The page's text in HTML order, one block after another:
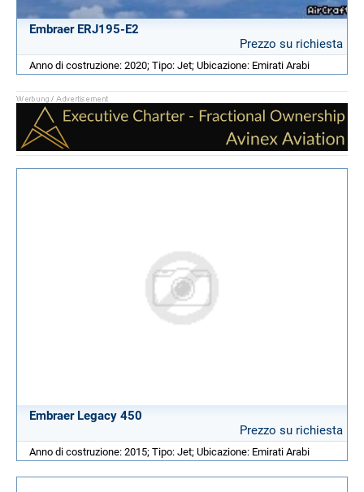
Embraer ERJ195-E2
Prezzo su richiesta
Anno di costruzione: 2020; Tipo: Jet; Ubicazione: Emirati Arabi
Embraer Legacy 450
Prezzo su richiesta
Anno di costruzione: 2015; Tipo: Jet; Ubicazione: Emirati Arabi